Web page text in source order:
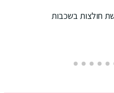
חולצות בשכבות